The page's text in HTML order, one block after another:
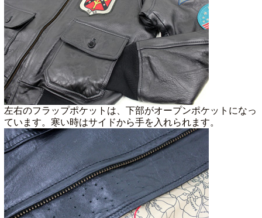
左右のフラップポケットは、下部がオープンポケットになっ
ています。寒い時はサイドから手を入れられます。